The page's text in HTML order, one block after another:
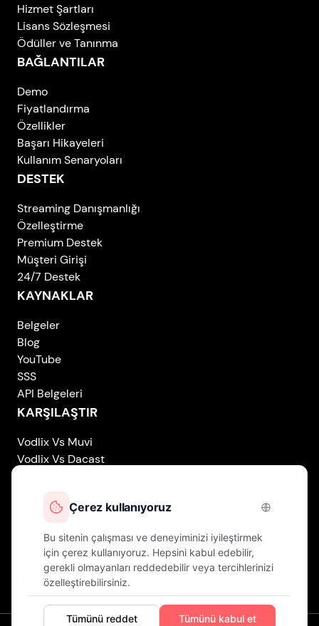
Hizmet Şartları
Lisans Sözleşmesi
Ödüller ve Tanınma
BAĞLANTILAR
Demo
Fiyatlandırma
Özellikler
Başarı Hikayeleri
Kullanım Senaryoları
DESTEK
Streaming Danışmanlığı
Özelleştirme
Premium Destek
Müşteri Girişi
24/7 Destek
KAYNAKLAR
Belgeler
Blog
YouTube
SSS
API Belgeleri
KARŞILAŞTIR
Vodlix Vs Muvi
Vodlix Vs Dacast
Vodlix Vs Brightcove
Vodlix on LinkedIn
Vodlix on Facebook
Vodlix on X (Twitter)
Vodlix on Instagram